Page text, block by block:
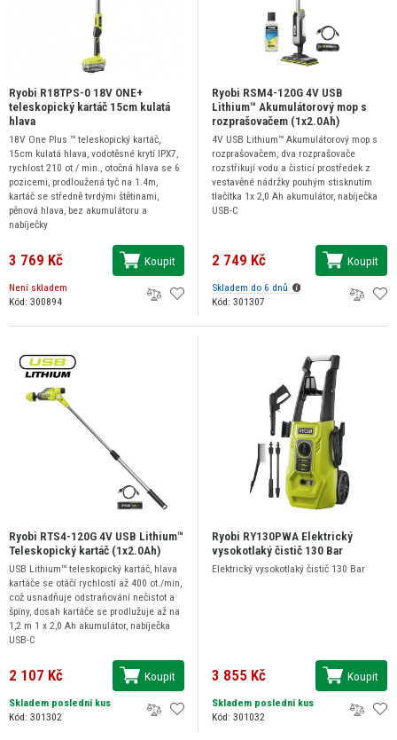
Ryobi R18TPS-0 18V ONE+
teleskopický kartáč 15cm kulatá
hlava
18V One Plus ™ teleskopický kartáč,
15cm kulatá hlava, vodotěsné krytí IPX7,
rychlost 210 ot / min., otočná hlava se 6
pozicemi, prodloužená tyč na 1.4m,
kartáč se středně tvrdými štětinami,
pěnová hlava, bez akumulátoru a
nabíječky
3 769 Kč Koupit
Není skladem
Kód: 300894
Ryobi RSM4-120G 4V USB
Lithium™ Akumulátorový mop s
rozprašovačem (1x2.0Ah)
4V USB Lithium™ Akumulátorový mop s
rozprašovačem, dva rozprašovače
rozstřikují vodu a čisticí prostředek z
vestavěné nádržky pouhým stisknutím
tlačítka 1x 2,0 Ah akumulátor, nabíječka
USB-C
2 749 Kč Koupit
Skladem do 6 dnů
Kód: 301307
Ryobi RTS4-120G 4V USB Lithium™
Teleskopický kartáč (1x2.0Ah)
USB Lithium™ teleskopický kartáč, hlava
kartáče se otáčí rychlostí až 400 ot./min,
což usnadňuje odstraňování nečistot a
špíny, dosah kartáče se prodlužuje až na
1,2 m 1 x 2,0 Ah akumulátor, nabíječka
USB-C
2 107 Kč Koupit
Skladem poslední kus
Kód: 301302
Ryobi RY130PWA Elektrický
vysokotlaký čistič 130 Bar
Elektrický vysokotlaký čistič 130 Bar
3 855 Kč Koupit
Skladem poslední kus
Kód: 301032